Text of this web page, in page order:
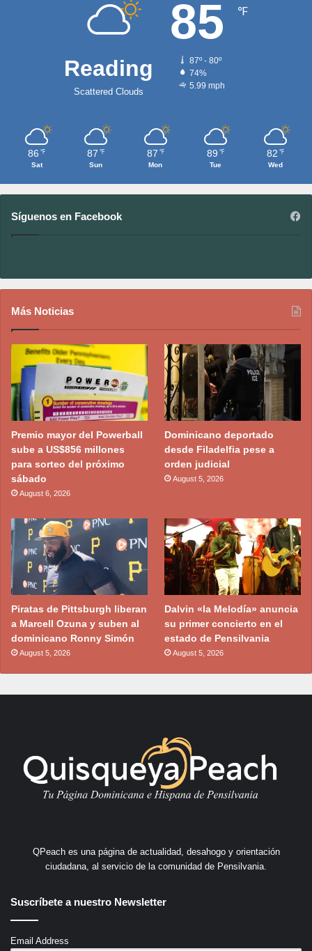
Reading
Scattered Clouds
85 ℉
87º - 80º
74%
5.99 mph
86 ℉
Sat
87 ℉
Sun
87 ℉
Mon
89 ℉
Tue
82 ℉
Wed
Síguenos en Facebook
Más Noticias
Premio mayor del Powerball
sube a US$856 millones
para sorteo del próximo
sábado
August 6, 2026
Dominicano deportado
desde Filadelfia pese a
orden judicial
August 5, 2026
Piratas de Pittsburgh liberan
a Marcell Ozuna y suben al
dominicano Ronny Simón
August 5, 2026
Dalvin «la Melodía» anuncia
su primer concierto en el
estado de Pensilvania
August 5, 2026
QPeach es una página de actualidad, desahogo y orientación
ciudadana, al servicio de la comunidad de Pensilvania.
Suscríbete a nuestro Newsletter
Email Address